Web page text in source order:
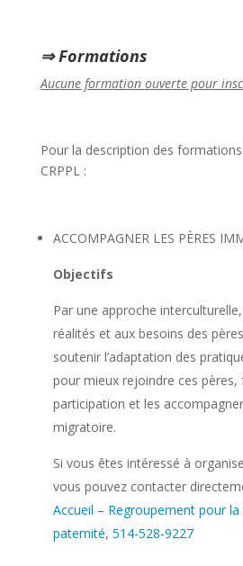
⇒ Formations
Aucune formation ouverte pour
Pour la description des
CRPPL :
ACCOMPAGNER LES PÈRES
Objectifs
Par une approche
réalités et aux besoins des
soutenir l’adaptation des
pour mieux rejoindre ces pères,
participation et les
migratoire.
Si vous êtes intéressé à
vous pouvez contacter
Accueil – Regroupement pour
paternité, 514-528-9227